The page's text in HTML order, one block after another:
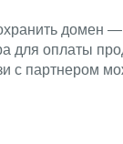
домен —
для оплаты
с партнером